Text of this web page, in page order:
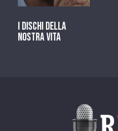
I dischi della
nostra vita